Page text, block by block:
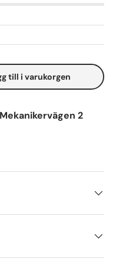
till i varukorgen
Mekanikervägen 2